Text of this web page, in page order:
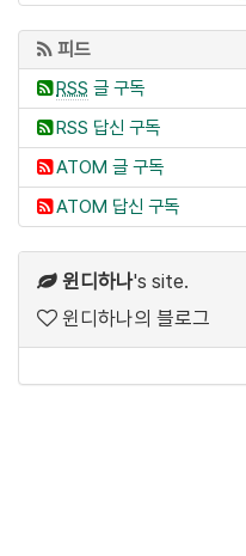
피드
RSS 글 구독
RSS 답신 구독
ATOM 글 구독
ATOM 답신 구독
윈디하나's site.
윈디하나의 블로그